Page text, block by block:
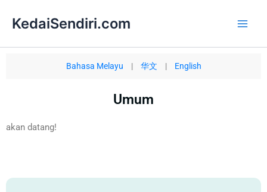
KedaiSendiri.com
Bahasa Melayu | 华文 | English
Umum
akan datang!